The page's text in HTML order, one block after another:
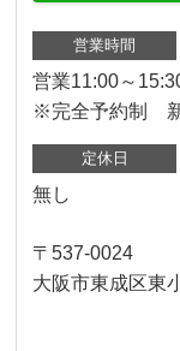
営業時間
営業11:00～
※完全予約制
定休日
無し
〒537-0024
大阪市東成区東